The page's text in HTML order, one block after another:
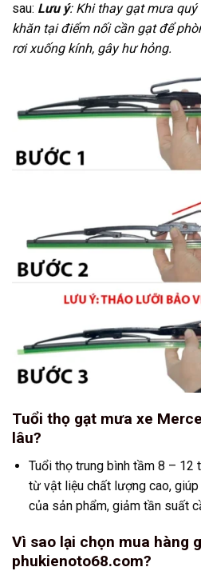
sau: Lưu ý: Khi thay gạt mưa
khăn tại điểm nối cần gạt để
rơi xuống kính, gây hư hỏng.
Tuổi thọ gạt mưa xe
lâu?
Tuổi thọ trung bình tầm 8 – 12
từ vật liệu chất lượng cao,
của sản phẩm, giảm tần suất
Vì sao lại chọn mua hàng
phukienoto68.com?